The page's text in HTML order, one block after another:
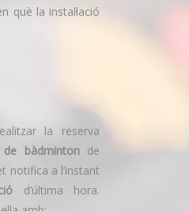
què la instal·lació
la reserva
de bàdmintonde
notifica a l’instant
d’última hora.